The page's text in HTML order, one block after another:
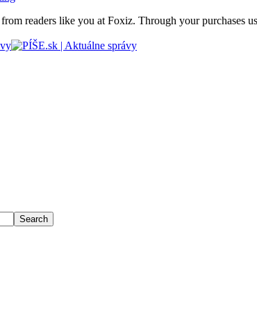
readers like you at Foxiz. Through your purchases